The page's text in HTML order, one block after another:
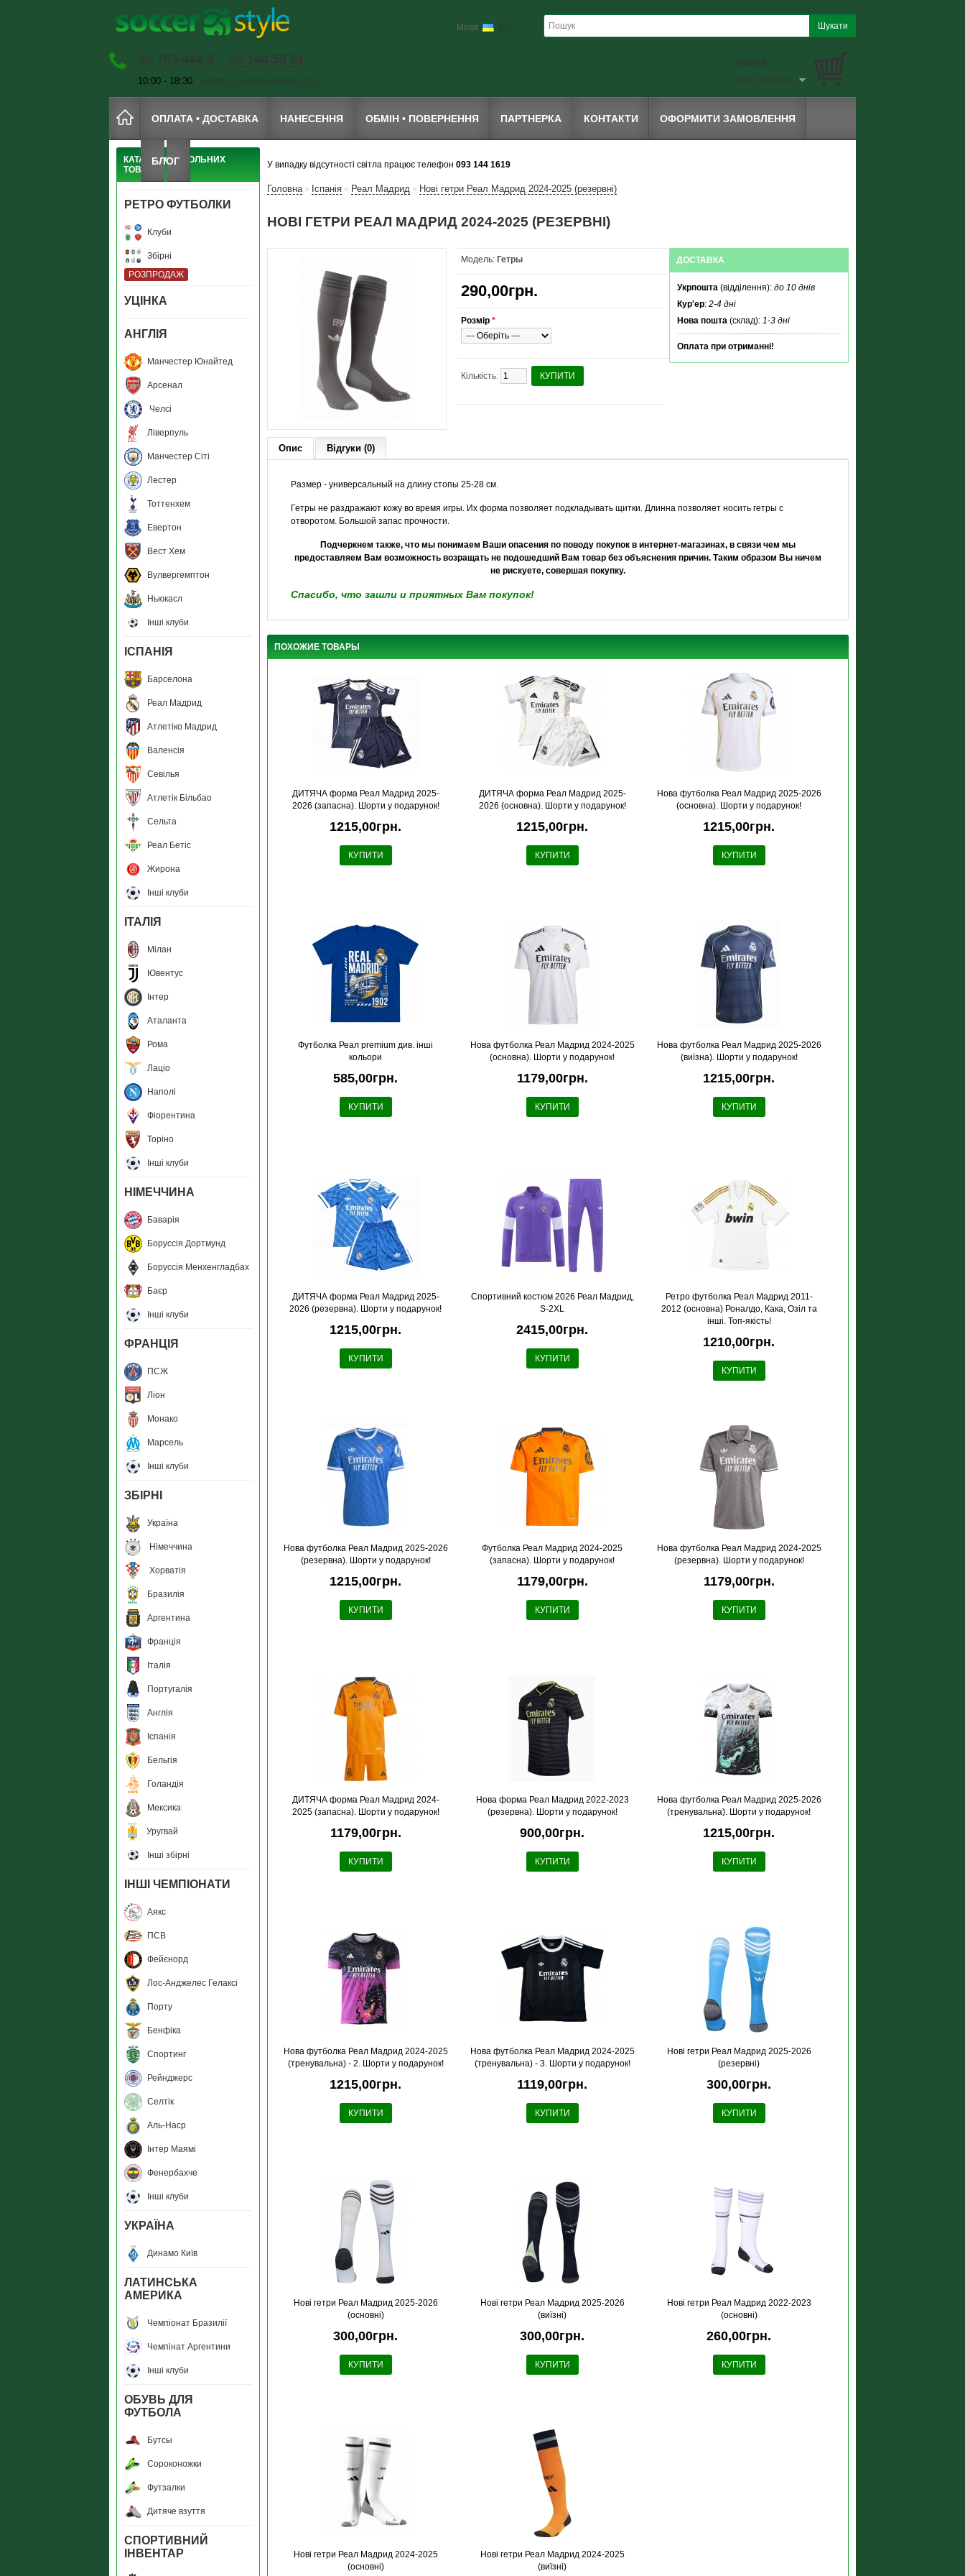
Мова RU
КОШИК
0 шт. - 0,00грн.
098 703 444 8 050 144 58 01
10:00 - 18:30 inform.soccerstyle@gmail.com
ОПЛАТА • ДОСТАВКА НАНЕСЕННЯ ОБМІН • ПОВЕРНЕННЯ ПАРТНЕРКА КОНТАКТИ ОФОРМИТИ ЗАМОВЛЕННЯ
БЛОГ
КАТАЛОГ ФУТБОЛЬНИХ
ТОВАРІВ
РЕТРО ФУТБОЛКИ
Клуби
Збірні
РОЗПРОДАЖ
УЦIНКА
АНГЛIЯ
Манчестер Юнайтед
Арсенал
Челсі
Ліверпуль
Манчестер Сіті
Лестер
Тоттенхем
Евертон
Вест Хем
Вулвергемптон
Ньюкасл
Інші клуби
ІСПАНІЯ
Барселона
Реал Мадрид
Атлетіко Мадрид
Валенсія
Севілья
Атлетік Більбао
Сельта
Реал Бетіс
Жирона
Інші клуби
ІТАЛІЯ
Мілан
Ювентус
Інтер
Аталанта
Рома
Лаціо
Наполі
Фіорентина
Торіно
Інші клуби
НІМЕЧЧИНА
Баварія
Боруссія Дортмунд
Боруссія Менхенгладбах
Баєр
Інші клуби
ФРАНЦІЯ
ПСЖ
Ліон
Монако
Марсель
Інші клуби
ЗБIРНI
Україна
Німеччина
Хорватія
Бразилія
Аргентина
Франція
Італія
Португалія
Англія
Іспанія
Бельгія
Голандія
Мексика
Уругвай
Інші збірні
ІНШІ ЧЕМПІОНАТИ
Аякс
ПСВ
Фейєнорд
Лос-Анджелес Гелаксі
Порту
Бенфіка
Спортинг
Рейнджерс
Селтік
Аль-Наср
Інтер Маямі
Фенербахче
Інші клуби
УКРАЇНА
Динамо Київ
ЛАТИНСЬКА
АМЕРИКА
Чемпiонат Бразилiї
Чемпiнат Аргентини
Інші клуби
ОБУВЬ ДЛЯ
ФУТБОЛА
Бутсы
Сороконожки
Футзалки
Дитяче взуття
СПОРТИВНИЙ
ІНВЕНТАР
У випадку відсутності світла працює телефон 093 144 1619
Головна » Іспанія » Реал Мадрид » Новi гетри Реал Мадрид 2024-2025 (резервні)
НОВI ГЕТРИ РЕАЛ МАДРИД 2024-2025 (РЕЗЕРВНІ)
ДОСТАВКА
Укрпошта (відділення): до 10 днів
Кур'ер: 2-4 дні
Нова пошта (склад): 1-3 дні
Оплата при отриманні!
Модель: Гетры
290,00грн.
Розмір *
Кількість: КУПИТИ
Опис Відгуки (0)
Размер - универсальный на длину стопы 25-28 см.
Гетры не раздражают кожу во время игры. Их форма позволяет подкладывать щитки. Длинна позволяет носить гетры с
отворотом. Большой запас прочности.
Подчеркнем также, что мы понимаем Ваши опасения по поводу покупок в интернет-магазинах, в связи чем мы
предоставляем Вам возможность возращать не подошедший Вам товар без объяснения причин. Таким образом Вы ничем
не рискуете, совершая покупку.
Спасибо, что зашли и приятных Вам покупок!
ПОХОЖИЕ ТОВАРЫ
ДИТЯЧА форма Реал Мадрид 2025-
2026 (запасна). Шорти у подарунок!
1215,00грн.
КУПИТИ
ДИТЯЧА форма Реал Мадрид 2025-
2026 (основна). Шорти у подарунок!
1215,00грн.
КУПИТИ
Нова футболка Реал Мадрид 2025-2026
(основна). Шорти у подарунок!
1215,00грн.
КУПИТИ
Футболка Реал premium див. інші
кольори
585,00грн.
КУПИТИ
Нова футболка Реал Мадрид 2024-2025
(основна). Шорти у подарунок!
1179,00грн.
КУПИТИ
Нова футболка Реал Мадрид 2025-2026
(виїзна). Шорти у подарунок!
1215,00грн.
КУПИТИ
ДИТЯЧА форма Реал Мадрид 2025-
2026 (резервна). Шорти у подарунок!
1215,00грн.
КУПИТИ
Спортивний костюм 2026 Реал Мадрид,
S-2XL
2415,00грн.
КУПИТИ
Ретро футболка Реал Мадрид 2011-
2012 (основна) Роналдо, Кака, Озіл та
інші. Топ-якість!
1210,00грн.
КУПИТИ
Нова футболка Реал Мадрид 2025-2026
(резервна). Шорти у подарунок!
1215,00грн.
КУПИТИ
Футболка Реал Мадрид 2024-2025
(запасна). Шорти у подарунок!
1179,00грн.
КУПИТИ
Нова футболка Реал Мадрид 2024-2025
(резервна). Шорти у подарунок!
1179,00грн.
КУПИТИ
ДИТЯЧА форма Реал Мадрид 2024-
2025 (запасна). Шорти у подарунок!
1179,00грн.
КУПИТИ
Нова форма Реал Мадрид 2022-2023
(резервна). Шорти у подарунок!
900,00грн.
КУПИТИ
Нова футболка Реал Мадрид 2025-2026
(тренувальна). Шорти у подарунок!
1215,00грн.
КУПИТИ
Нова футболка Реал Мадрид 2024-2025
(тренувальна) - 2. Шорти у подарунок!
1215,00грн.
КУПИТИ
Нова футболка Реал Мадрид 2024-2025
(тренувальна) - 3. Шорти у подарунок!
1119,00грн.
КУПИТИ
Новi гетри Реал Мадрид 2025-2026
(резервні)
300,00грн.
КУПИТИ
Новi гетри Реал Мадрид 2025-2026
(основні)
300,00грн.
КУПИТИ
Новi гетри Реал Мадрид 2025-2026
(виїзні)
300,00грн.
КУПИТИ
Новi гетри Реал Мадрид 2022-2023
(основні)
260,00грн.
КУПИТИ
Новi гетри Реал Мадрид 2024-2025
(основні)
Новi гетри Реал Мадрид 2024-2025
(виїзні)